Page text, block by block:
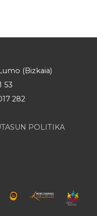
(Bizkaia)
53
282
POLITIKA